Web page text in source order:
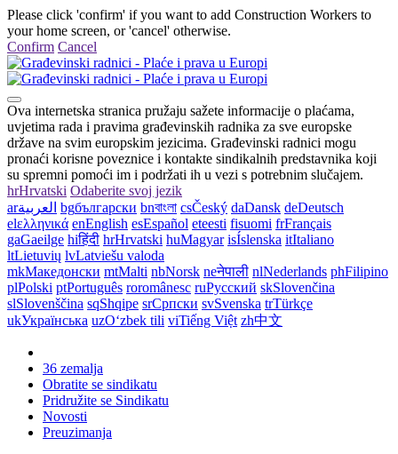
Please click 'confirm' if you want to add Construction Workers to
your home screen, or 'cancel' otherwise.
Confirm Cancel
Ova internetska stranica pružaju sažete informacije o plaćama,
uvjetima rada i pravima građevinskih radnika za sve europske
države na svim europskim jezicima. Građevinski radnici mogu
pronaći korisne poveznice i kontakte sindikalnih predstavnika koji
su spremni pomoći im i podržati ih u vezi s potrebnim slučajem.
hrHrvatski Odaberite svoj jezik
arالعربية bgбългарски bnবাংলা csČeský daDansk deDeutsch
elελληνικά enEnglish esEspañol eteesti fisuomi frFrançais
gaGaeilge hiहिंदी hrHrvatski huMagyar isÍslenska itItaliano
ltLietuvių lvLatviešu valoda
mkМакедонски mtMalti nbNorsk neनेपाली nlNederlands phFilipino
plPolski ptPortuguês roromânesc ruРусский skSlovenčina
slSlovenščina sqShqipe srСрпски svSvenska trTürkçe
ukУкраїнська uzOʻzbek tili viTiếng Việt zh中文
36 zemalja
Obratite se sindikatu
Pridružite se Sindikatu
Novosti
Preuzimanja